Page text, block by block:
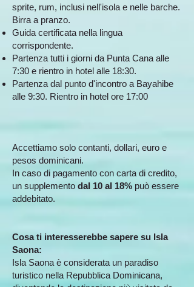
sprite, rum, inclusi nell'isola e nelle barche.
Birra a pranzo.
Guida certificata nella lingua
corrispondente.
Partenza tutti i giorni da Punta Cana alle
7:30 e rientro in hotel alle 18:30.
Partenza dal punto d'incontro a Bayahibe
alle 9:30. Rientro in hotel ore 17:00​
Accettiamo solo contanti, dollari, euro e
pesos dominicani.
​In caso di pagamento con carta di credito,
un supplemento dal 10 al 18% può essere
addebitato.
Cosa ti interesserebbe sapere su Isla
Saona:
​Isla Saona è considerata un paradiso
turistico nella Repubblica Dominicana,